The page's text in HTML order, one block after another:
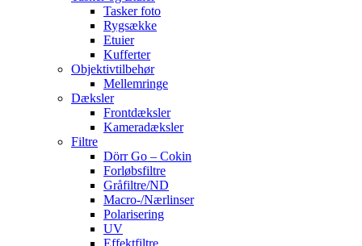
Tasker foto
Rygsække
Etuier
Kufferter
Objektivtilbehør
Mellemringe
Dæksler
Frontdæksler
Kameradæksler
Filtre
Dörr Go – Cokin
Forløbsfiltre
Gråfiltre/ND
Macro-/Nærlinser
Polarisering
UV